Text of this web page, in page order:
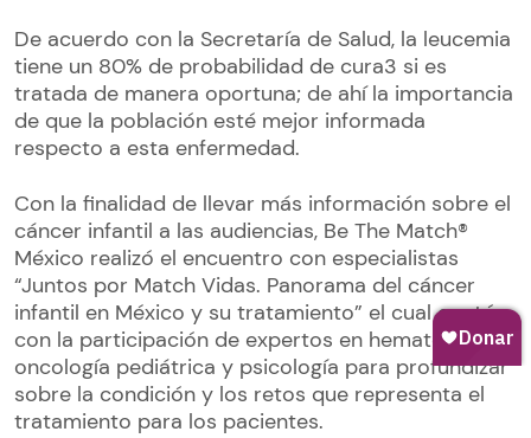
De acuerdo con la Secretaría de Salud, la leucemia
tiene un 80% de probabilidad de cura3 si es
tratada de manera oportuna; de ahí la importancia
de que la población esté mejor informada
respecto a esta enfermedad.
Con la finalidad de llevar más información sobre el
cáncer infantil a las audiencias, Be The Match®
México realizó el encuentro con especialistas
“Juntos por Match Vidas. Panorama del cáncer
infantil en México y su tratamiento” el cual contó
con la participación de expertos en hemato-
oncología pediátrica y psicología para profundizar
sobre la condición y los retos que representa el
tratamiento para los pacientes.